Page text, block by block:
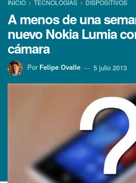
INICIO TECNOLOGÍ­AS DISPOSITIVOS
A menos de una
nuevo Nokia Lumia
cámara
Por Felipe Ovalle 5 julio 2013